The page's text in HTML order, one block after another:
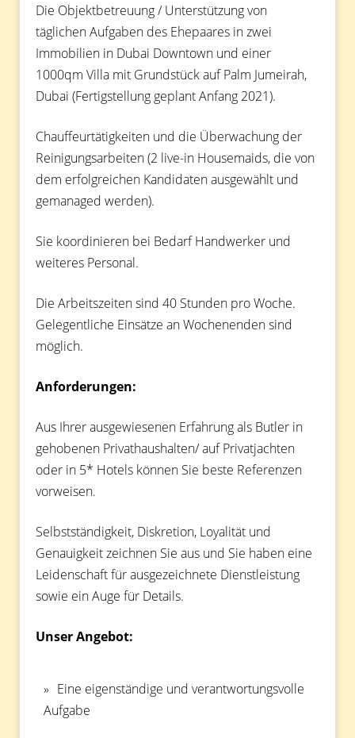
Die Objektbetreuung / Unterstützung von
täglichen Aufgaben des Ehepaares in zwei
Immobilien in Dubai Downtown und einer
1000qm Villa mit Grundstück auf Palm Jumeirah,
Dubai (Fertigstellung geplant Anfang 2021).
Chauffeurtätigkeiten und die Überwachung der
Reinigungsarbeiten (2 live-in Housemaids, die von
dem erfolgreichen Kandidaten ausgewählt und
gemanaged werden).
Sie koordinieren bei Bedarf Handwerker und
weiteres Personal.
Die Arbeitszeiten sind 40 Stunden pro Woche.
Gelegentliche Einsätze an Wochenenden sind
möglich.
Anforderungen:
Aus Ihrer ausgewiesenen Erfahrung als Butler in
gehobenen Privathaushalten/ auf Privatjachten
oder in 5* Hotels können Sie beste Referenzen
vorweisen.
Selbstständigkeit, Diskretion, Loyalität und
Genauigkeit zeichnen Sie aus und Sie haben eine
Leidenschaft für ausgezeichnete Dienstleistung
sowie ein Auge für Details.
Unser Angebot:
Eine eigenständige und verantwortungsvolle
Aufgabe